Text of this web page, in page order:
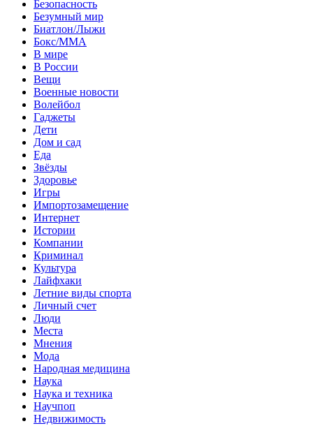
Безопасность
Безумный мир
Биатлон/Лыжи
Бокс/MMA
В мире
В России
Вещи
Военные новости
Волейбол
Гаджеты
Дети
Дом и сад
Еда
Звёзды
Здоровье
Игры
Импортозамещение
Интернет
Истории
Компании
Криминал
Культура
Лайфхаки
Летние виды спорта
Личный счет
Люди
Места
Мнения
Мода
Народная медицина
Наука
Наука и техника
Научпоп
Недвижимость